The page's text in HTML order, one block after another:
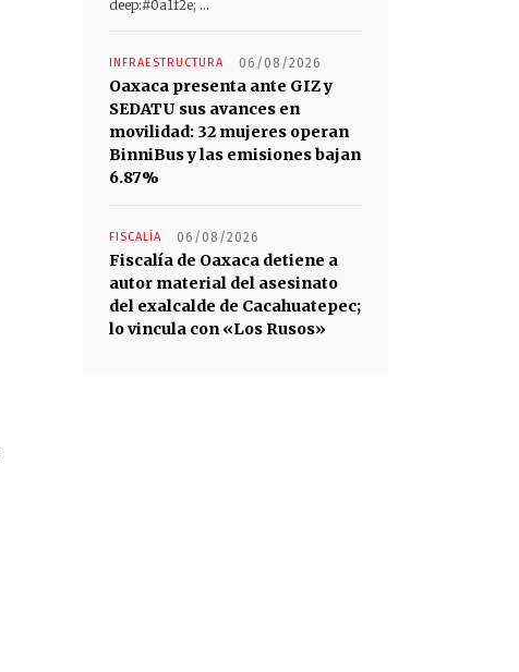
deep:#0a1f2e; ...
INFRAESTRUCTURA 06/08/2026
Oaxaca presenta ante GIZ y
SEDATU sus avances en
movilidad: 32 mujeres operan
BinniBus y las emisiones bajan
6.87%
FISCALÍA 06/08/2026
Fiscalía de Oaxaca detiene a
autor material del asesinato
del exalcalde de Cacahuatepec;
lo vincula con «Los Rusos»